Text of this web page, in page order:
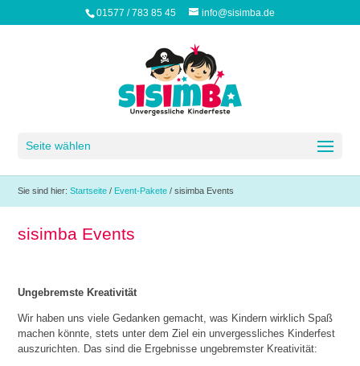
01577 / 783 85 45 info@sisimba.de
Seite wählen
Sie sind hier:Startseite / Event-Pakete /sisimba Events
sisimba Events
Ungebremste Kreativität
Wir haben uns viele Gedanken gemacht, was Kindern wirklich Spaß
machen könnte, stets unter dem Ziel ein unvergessliches Kinderfest
auszurichten. Das sind die Ergebnisse ungebremster Kreativität: